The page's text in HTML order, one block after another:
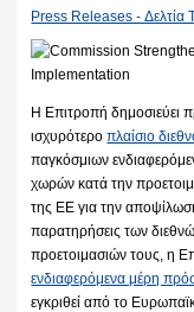
Press Releases - Δελτία
Η Επιτροπή δημοσιεύει
ισχυρότεροπλαίσιο
παγκόσμιων
χωρών κατά την
της ΕΕ για την
παρατηρήσεις των
προετοιμασιών τους, η
ενδιαφερόμενα μέρη
εγκριθεί από το